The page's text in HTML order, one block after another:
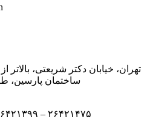
تهران، خیابان دکتر شریعتی، بالاتر
ساختمان پارسین،
۲۶۴۲۱۳۹۵ –